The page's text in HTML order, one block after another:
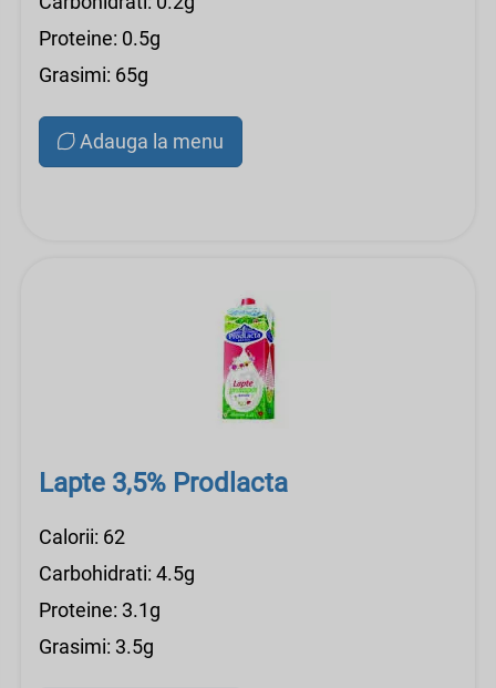
Proteine: 0.5g
Grasimi: 65g
Adauga la menu
Lapte 3,5% Prodlacta
Calorii: 62
Carbohidrati: 4.5g
Proteine: 3.1g
Grasimi: 3.5g